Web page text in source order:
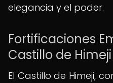
elegancia y el poder.
Fortificaciones
Castillo de Himeji
El Castillo de Himeji,